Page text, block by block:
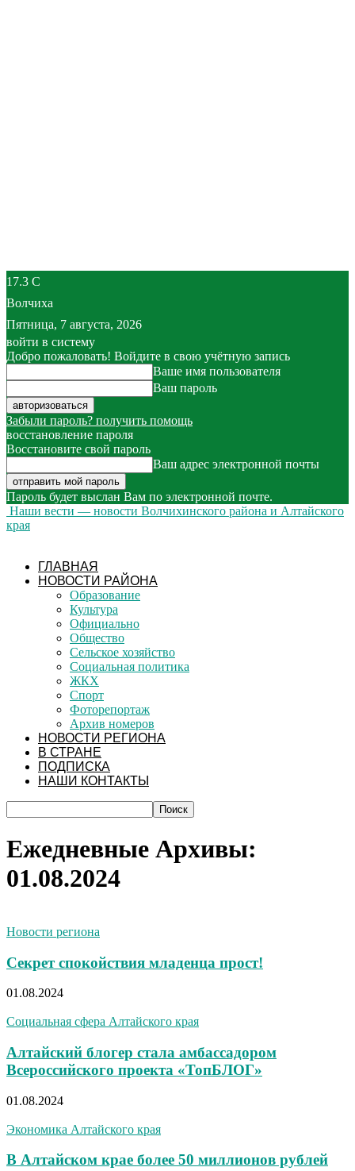
17.3 C
Волчиха
Пятница, 7 августа, 2026
войти в систему
Добро пожаловать! Войдите в свою учётную запись
Ваше имя пользователя
Ваш пароль
Забыли пароль? получить помощь
восстановление пароля
Восстановите свой пароль
Ваш адрес электронной почты
Пароль будет выслан Вам по электронной почте.
Наши вести — новости Волчихинского района и Алтайского
края
ГЛАВНАЯ
НОВОСТИ РАЙОНА
Образование
Культура
Официально
Общество
Сельское хозяйство
Социальная политика
ЖКХ
Спорт
Фоторепортаж
Архив номеров
НОВОСТИ РЕГИОНА
В СТРАНЕ
ПОДПИСКА
НАШИ КОНТАКТЫ
Ежедневные Архивы:
01.08.2024
Новости региона
Секрет спокойствия младенца прост!
01.08.2024
Социальная сфера Алтайского края
Алтайский блогер стала амбассадором
Всероссийского проекта «ТопБЛОГ»
01.08.2024
Экономика Алтайского края
В Алтайском крае более 50 миллионов рублей